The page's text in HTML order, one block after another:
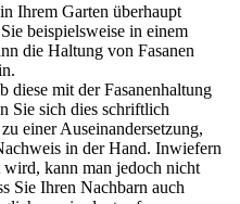
Ihrem Garten überhaupt
beispielsweise in einem
die Haltung von Fasanen
diese mit der Fasanenhaltung
Sie sich dies schriftlich
einer Auseinandersetzung,
in der Hand. Inwiefern
wird, kann man jedoch nicht
Sie Ihren Nachbarn auch